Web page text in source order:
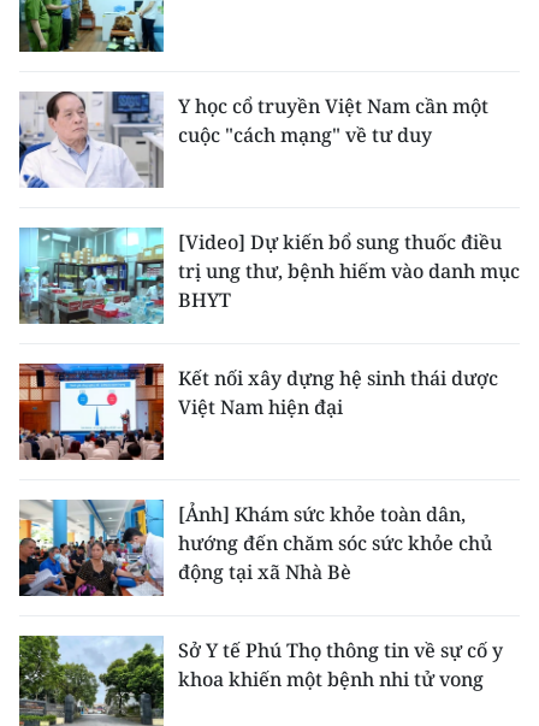
Y học cổ truyền Việt Nam cần một
cuộc "cách mạng" về tư duy
[Video] Dự kiến bổ sung thuốc điều
trị ung thư, bệnh hiếm vào danh mục
BHYT
Kết nối xây dựng hệ sinh thái dược
Việt Nam hiện đại
[Ảnh] Khám sức khỏe toàn dân,
hướng đến chăm sóc sức khỏe chủ
động tại xã Nhà Bè
Sở Y tế Phú Thọ thông tin về sự cố y
khoa khiến một bệnh nhi tử vong